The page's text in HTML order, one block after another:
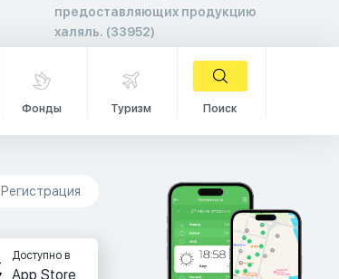
предоставляющих продукцию
халяль. (33952)
Фонды Туризм Поиск
Регистрация
Доступно в
App Store